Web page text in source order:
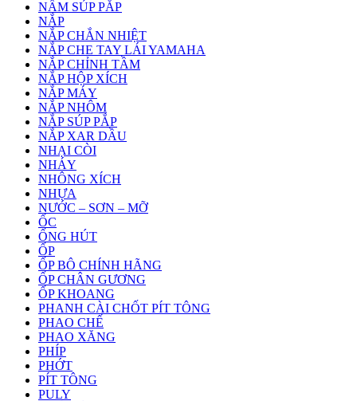
NẤM SÚP PẮP
NẮP
NẮP CHẮN NHIỆT
NẮP CHE TAY LÁI YAMAHA
NẮP CHỈNH TẦM
NẮP HỘP XÍCH
NẮP MÁY
NẮP NHÔM
NẮP SÚP PẮP
NẮP XAR DẦU
NHẠI CÒI
NHÁY
NHÔNG XÍCH
NHỰA
NƯỚC – SƠN – MỠ
ỐC
ỐNG HÚT
ỐP
ỐP BÔ CHÍNH HÃNG
ỐP CHÂN GƯƠNG
ỐP KHOANG
PHANH CÀI CHỐT PÍT TÔNG
PHAO CHẾ
PHAO XĂNG
PHÍP
PHỚT
PÍT TÔNG
PULY